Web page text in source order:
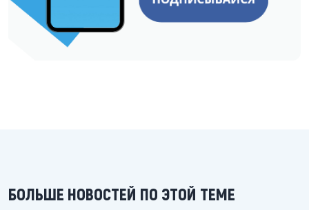
БОЛЬШЕ НОВОСТЕЙ ПО ЭТОЙ ТЕМЕ